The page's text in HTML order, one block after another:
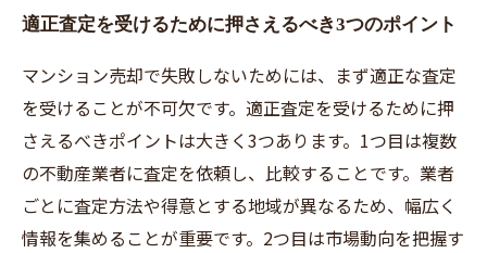
適正査定を受けるために押さえるべき3つのポイント
マンション売却で失敗しないためには、まず適正な査定
を受けることが不可欠です。適正査定を受けるために押
さえるべきポイントは大きく3つあります。1つ目は複数
の不動産業者に査定を依頼し、比較することです。業者
ごとに査定方法や得意とする地域が異なるため、幅広く
情報を集めることが重要です。2つ目は市場動向を把握す